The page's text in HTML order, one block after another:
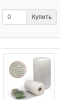
Купить